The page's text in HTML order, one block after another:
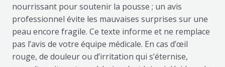
nourrissant pour soutenir la pousse ; un avis
professionnel évite les mauvaises surprises sur une
peau encore fragile. Ce texte informe et ne remplace
pas l’avis de votre équipe médicale. En cas d’œil
rouge, de douleur ou d’irritation qui s’éternise,